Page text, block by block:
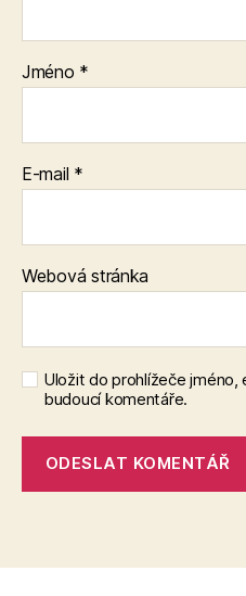
Jméno *
E-mail *
Webová stránka
Uložit do prohlížeče
budoucí komentáře.